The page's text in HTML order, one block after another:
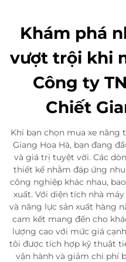
Khám phá
vượt trội khi
Công ty
Chiết
Khi bạn chọn mua xe nâng
Giang Hoa Hà, bạn đang
và giá trị tuyệt vời. Các
thiết kế nhằm đáp ứng
công nghiệp khác nhau,
xuất. Với diện tích nhà
và năng lực sản xuất hàng
cam kết mang đến cho
lượng cao với mức giá
tôi được tích hợp kỹ thuật
vận hành và giảm chi phí